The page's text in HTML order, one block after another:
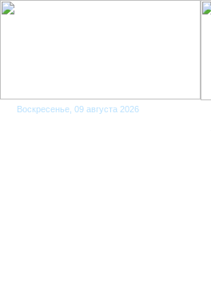
Воскресенье, 09 августа 2026